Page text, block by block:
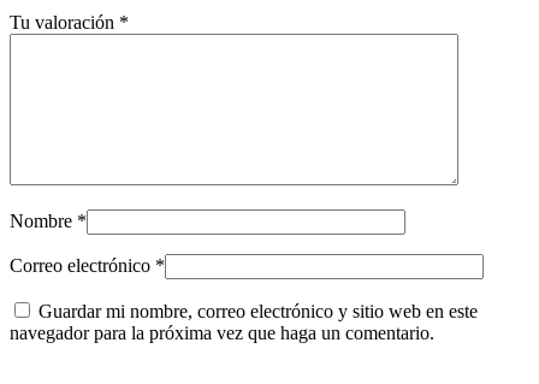
Tu valoración *
Nombre *
Correo electrónico *
Guardar mi nombre, correo electrónico y sitio web en este
navegador para la próxima vez que haga un comentario.